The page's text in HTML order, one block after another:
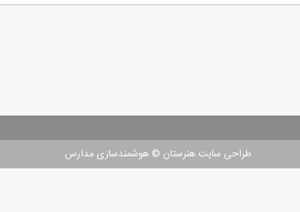
طراحی سایت هنرستان © هوشمندسازی مدارس